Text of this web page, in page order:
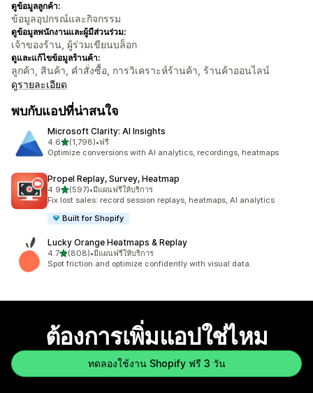
ดูข้อมูลลูกค้า:
ข้อมูลอุปกรณ์และกิจกรรม
ดูข้อมูลพนักงานและผู้มีส่วนร่วม:
เจ้าของร้าน, ผู้ร่วมเขียนบล็อก
ดูและแก้ไขข้อมูลร้านค้า:
ลูกค้า, สินค้า, คำสั่งซื้อ, การวิเคราะห์ร้านค้า, ร้านค้าออนไลน์
ดูรายละเอียด
พบกับแอปที่น่าสนใจ
Microsoft Clarity: AI Insights
4.6เต็ม 5 ดาว
(1,798)
ทั้งหมด 1798 รีวิว
•ฟรี
Optimize conversions with AI analytics, recordings, heatmaps
Propel Replay, Survey, Heatmap
4.9เต็ม 5 ดาว
(597)
ทั้งหมด 597 รีวิว
•มีแผนฟรีให้บริการ
Fix lost sales: record session replays, heatmaps, AI analytics
Built for Shopify
Lucky Orange Heatmaps & Replay
4.7เต็ม 5 ดาว
(808)
ทั้งหมด 808 รีวิว
•มีแผนฟรีให้บริการ
Spot friction and optimize confidently with visual data.
ต้องการเพิ่มแอปใช่ไหม
ทดลองใช้งาน Shopify ฟรี 3 วัน